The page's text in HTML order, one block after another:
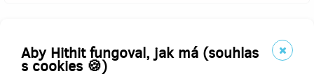
Aby Hithit fungoval, jak má (souhlas
s cookies 🍪)